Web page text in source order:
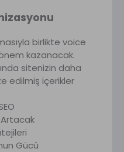
birlikte voice
kazanacak.
sitenizin daha
edilmiş içerikler
Artacak
Gücü